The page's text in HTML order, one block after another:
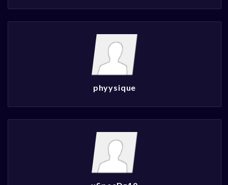
phyysique